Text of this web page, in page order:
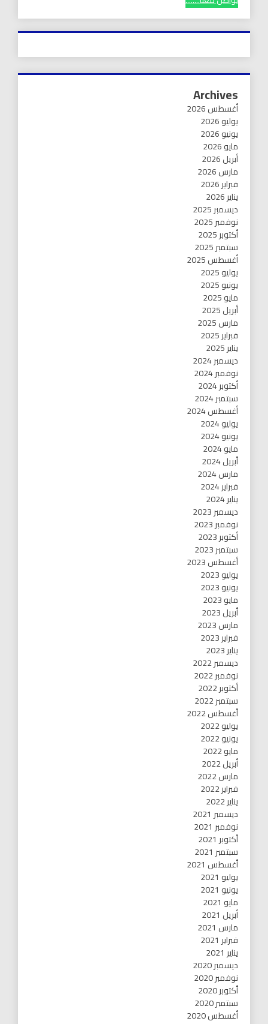
Archives
أغسطس 2026
يوليو 2026
يونيو 2026
مايو 2026
أبريل 2026
مارس 2026
فبراير 2026
يناير 2026
ديسمبر 2025
نوفمبر 2025
أكتوبر 2025
سبتمبر 2025
أغسطس 2025
يوليو 2025
يونيو 2025
مايو 2025
أبريل 2025
مارس 2025
فبراير 2025
يناير 2025
ديسمبر 2024
نوفمبر 2024
أكتوبر 2024
سبتمبر 2024
أغسطس 2024
يوليو 2024
يونيو 2024
مايو 2024
أبريل 2024
مارس 2024
فبراير 2024
يناير 2024
ديسمبر 2023
نوفمبر 2023
أكتوبر 2023
سبتمبر 2023
أغسطس 2023
يوليو 2023
يونيو 2023
مايو 2023
أبريل 2023
مارس 2023
فبراير 2023
يناير 2023
ديسمبر 2022
نوفمبر 2022
أكتوبر 2022
سبتمبر 2022
أغسطس 2022
يوليو 2022
يونيو 2022
مايو 2022
أبريل 2022
مارس 2022
فبراير 2022
يناير 2022
ديسمبر 2021
نوفمبر 2021
أكتوبر 2021
سبتمبر 2021
أغسطس 2021
يوليو 2021
يونيو 2021
مايو 2021
أبريل 2021
مارس 2021
فبراير 2021
يناير 2021
ديسمبر 2020
نوفمبر 2020
أكتوبر 2020
سبتمبر 2020
أغسطس 2020